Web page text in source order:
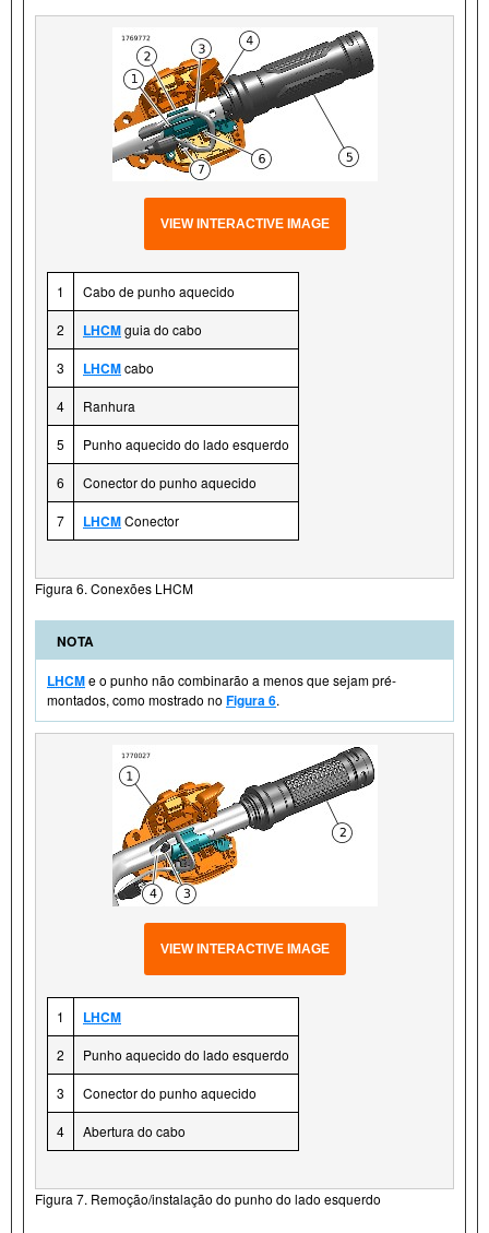
VIEW INTERACTIVE IMAGE
1 Cabo de punho aquecido
2 LHCMguia do cabo
3 LHCMcabo
4 Ranhura
5 Punho aquecido do lado esquerdo
6 Conector do punho aquecido
7 LHCMConector
Figura 6. Conexões LHCM
NOTA
LHCMe o punho não combinarão a menos que sejam pré-
montados, como mostrado no Figura 6.
VIEW INTERACTIVE IMAGE
1 LHCM
2 Punho aquecido do lado esquerdo
3 Conector do punho aquecido
4 Abertura do cabo
Figura 7. Remoção/instalação do punho do lado esquerdo